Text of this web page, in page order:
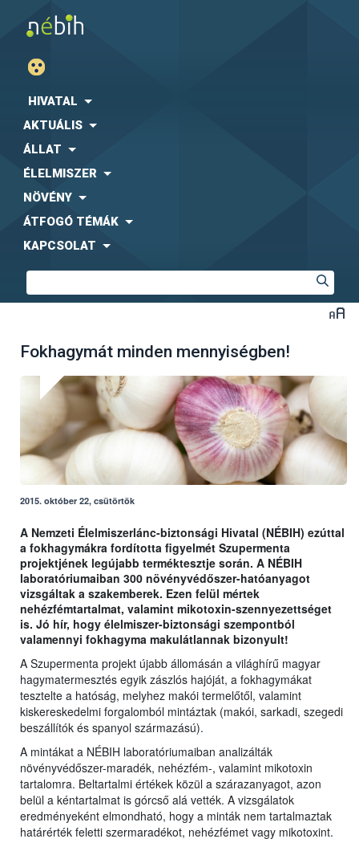
HIVATAL
AKTUÁLIS
ÁLLAT
ÉLELMISZER
NÖVÉNY
ÁTFOGÓ TÉMÁK
KAPCSOLAT
Fokhagymát minden mennyiségben!
2015. október 22, csütörtök
A Nemzeti Élelmiszerlánc-biztonsági Hivatal (NÉBIH) ezúttal
a fokhagymákra fordította figyelmét Szupermenta
projektjének legújabb terméktesztje során. A NÉBIH
laboratóriumaiban 300 növényvédőszer-hatóanyagot
vizsgáltak a szakemberek. Ezen felül mértek
nehézfémtartalmat, valamint mikotoxin-szennyezettséget
is. Jó hír, hogy élelmiszer-biztonsági szempontból
valamennyi fokhagyma makulátlannak bizonyult!
A Szupermenta projekt újabb állomásán a világhírű magyar
hagymatermesztés egyik zászlós hajóját, a fokhagymákat
tesztelte a hatóság, melyhez makói termelőtől, valamint
kiskereskedelmi forgalomból mintáztak (makói, sarkadi, szegedi
beszállítók és spanyol származású).
A mintákat a NÉBIH laboratóriumaiban analizálták
növényvédőszer-maradék, nehézfém-, valamint mikotoxin
tartalomra. Beltartalmi értékek közül a szárazanyagot, azon
belül a kéntartalmat is górcső alá vették. A vizsgálatok
eredményeként elmondható, hogy a minták nem tartalmaztak
határérték feletti szermaradékot, nehézfémet vagy mikotoxint.